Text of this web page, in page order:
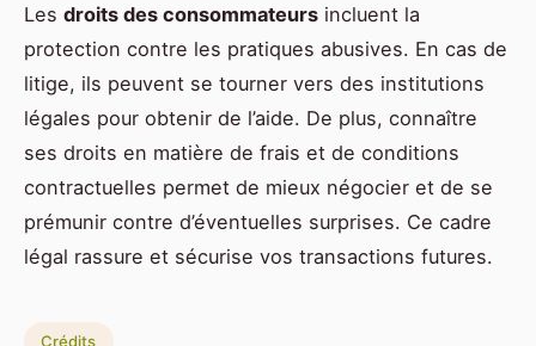
Les droits des consommateurs incluent la
protection contre les pratiques abusives. En cas de
litige, ils peuvent se tourner vers des institutions
légales pour obtenir de l’aide. De plus, connaître
ses droits en matière de frais et de conditions
contractuelles permet de mieux négocier et de se
prémunir contre d’éventuelles surprises. Ce cadre
légal rassure et sécurise vos transactions futures.
Crédits